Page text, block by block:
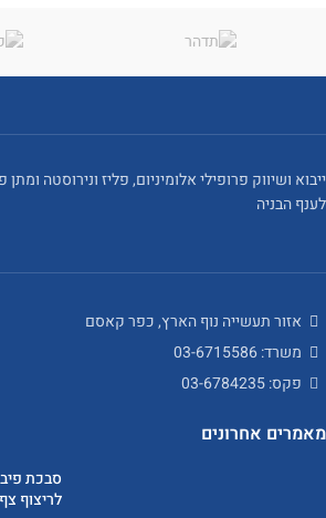
ייבוא ושיווק פרופילי אלומיניום, פליז ונירוסטה
לענף הבניה
אזור תעשייה נוף הארץ, כפר קאסם
משרד: 03-6715586
פקס: 03-6784235
מאמרים אחרונים
סבכת
לריצוף